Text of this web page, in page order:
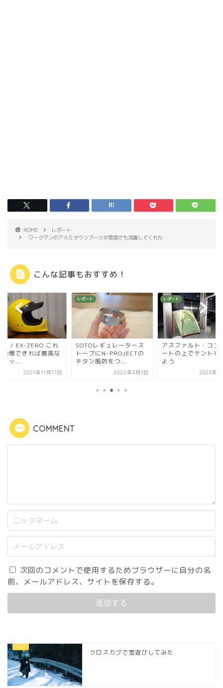
HOME
レポート
ワークマンのアルミタウンブーツが雪国でも活躍してくれた
こんな記事もおすすめ！
/ EX-ZERO これ
我慢できれば最高な
メッ...
2021年11月17日
レポート
SOTOレギュレータース
トーブにN-PROJECTの
チタン風防をつ...
2022年3月1日
レポート
アスファルト・コン
ートの上でテントを
よう
2020年5
COMMENT
次回のコメントで使用するためブラウザーに自分の名
前、メールアドレス、サイトを保存する。
クロスカブで雪遊びしてみた